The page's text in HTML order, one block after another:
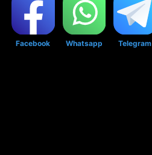
Facebook Whatsapp Telegram